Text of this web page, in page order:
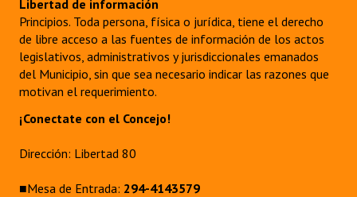
Libertad de información
Principios. Toda persona, física o jurídica, tiene el derecho
de libre acceso a las fuentes de información de los actos
legislativos, administrativos y jurisdiccionales emanados
del Municipio, sin que sea necesario indicar las razones que
motivan el requerimiento.
¡Conectate con el Concejo!
Dirección: Libertad 80
■Mesa de Entrada: 294-4143579